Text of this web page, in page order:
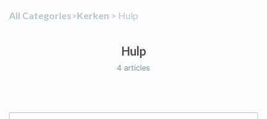
All Categories​>​​Kerken ​ > ​ ​Hulp
Hulp
4 articles